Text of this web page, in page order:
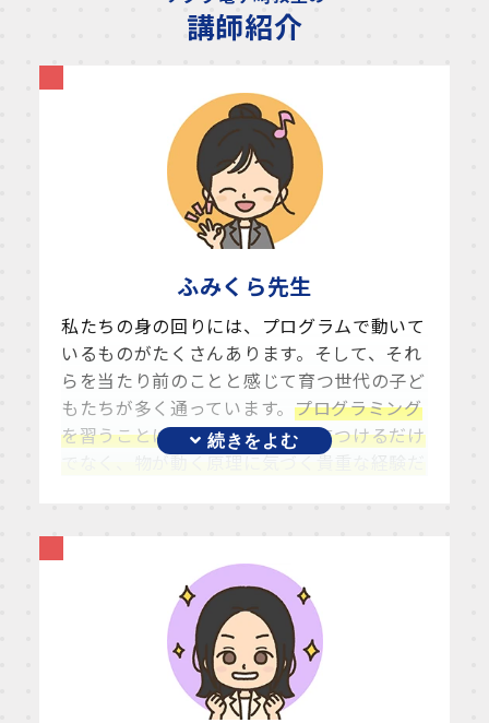
講師紹介
ふみくら先生
私たちの身の回りには、プログラムで動いて
いるものがたくさんあります。そして、それ
らを当たり前のことと感じて育つ世代の子ど
もたちが多く通っています。 プログラミング
を習うことは、単にスキルを身につけるだけ
でなく、物が動く原理に気づく貴重な経験だ
つように指導しています。
シャイな子もお話し好きな子も、のんびり屋
さんも、いろいろな子どもたちが集まる教室
です。「好き！」「できた！」の先にある新
たな発見や興味を見つけてもらえるように、
一人ひとりの個性や理解度に合わせたコミュ
ニケーションを心がけています。